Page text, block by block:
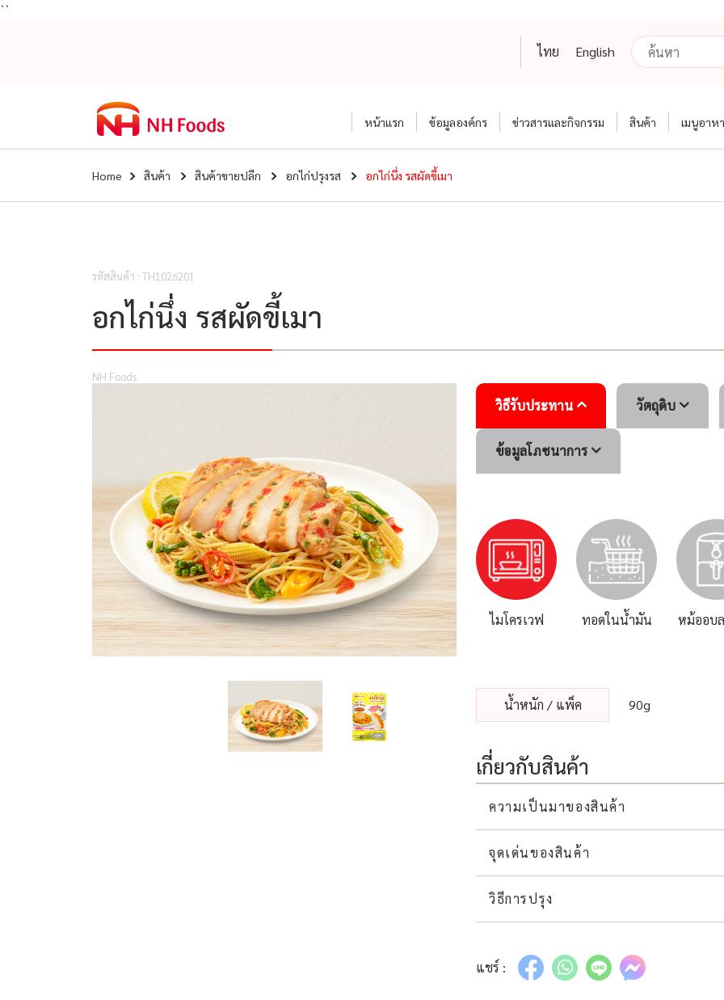
``
ไทย English
หน้าแรก ข้อมูลองค์กร ข่าวสารและกิจกรรม สินค้า เมนูอาห
Home สินค้า สินค้าขายปลีก อกไก่ปรุงรส อกไก่นึ่ง รสผัดขี้เมา
รหัสสินค้า : TH1026201
อกไก่นึ่ง รสผัดขี้เมา
NH Foods
วิธีรับประทาน
ไมโครเวฟ ทอดในน้ำมัน หม้ออบ
วัตถุดิบ
ข้อมูลโภชนาการ
น้ําหนัก / แพ็ค 90g
เกี่ยวกับสินค้า
ความเป็นมาของสินค้า
จุดเด่นของสินค้า
วิธีการปรุง
แชร์ :